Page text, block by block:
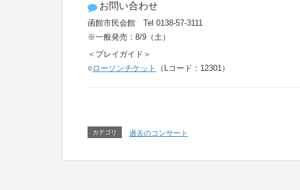
お問い合わせ
函館市民会館 Tel 0138-57-3111
※一般発売：8/9（土）
＜プレイガイド＞
○ ローソンチケット （Lコード：12301）
カテゴリ 過去のコンサート